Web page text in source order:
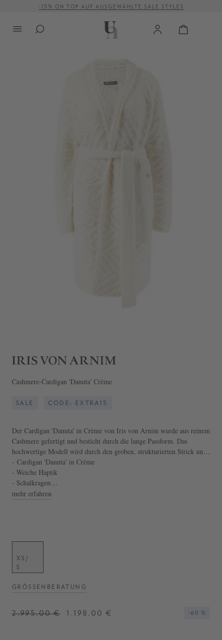
springen
VERSANDKOSTENFREI AB 500 €
Cashmere-Cardigan 'Danuta' Crème
SALE CODE: EXTRA15
Der Cardigan 'Danuta' in Crème von Iris von Arnim wurde aus reinem
Cashmere gefertigt und besticht durch die lange Passform. Das
hochwertige Modell wird durch den groben, strukturierten Strick und
die aufgesetzten Taschen stilvoll ergänzt. Der Gürtel im Taillenbereich
verleiht dem Design eine feminine Silhouette.
- Cardigan 'Danuta' in Crème
- Weiche Haptik
- Schalkragen
- Weite Passform
mehr erfahren
XS/
S
GRÖSSENBERATUNG
2.995,00 € 1.198,00 € -60 %